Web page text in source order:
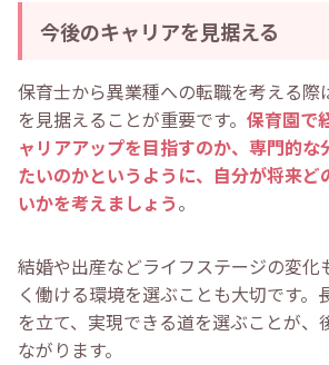
今後のキャリアを見据える
保育士から異業種への転職を考える際
を見据えることが重要です。 保育園で
ャリアアップを目指すのか、専門的な
たいのかというように、自分が将来ど
いかを考えましょう。
結婚や出産などライフステージの変化
く働ける環境を選ぶことも大切です。
を立て、実現できる道を選ぶことが、
ながります。